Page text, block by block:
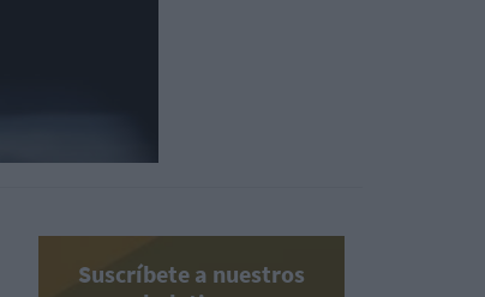
Suscríbete a nuestros